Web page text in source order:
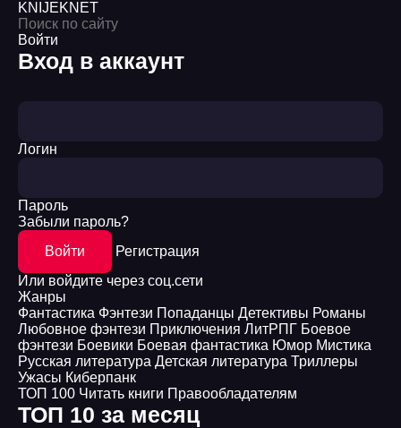
KNIJEKNET
Войти
Вход в аккаунт
Логин
Пароль
Забыли пароль?
Войти
Регистрация
Или войдите через соц.сети
Жанры
Фантастика Фэнтези Попаданцы Детективы Романы
Любовное фэнтези Приключения ЛитРПГ Боевое
фэнтези Боевики Боевая фантастика Юмор Мистика
Русская литература Детская литература Триллеры
Ужасы Киберпанк
ТОП 100 Читать книги Правообладателям
ТОП 10 за месяц